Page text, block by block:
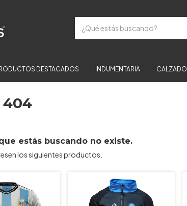
DESTACADOS INDUMENTARIA CALZADO
404
estás buscando no existe.
los siguientes productos.